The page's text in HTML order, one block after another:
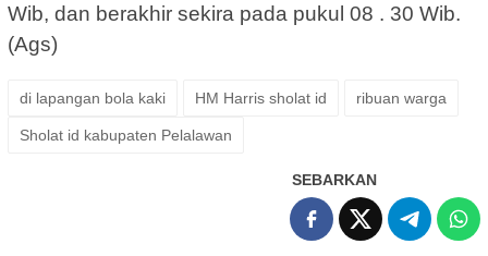
Wib, dan berakhir sekira pada pukul 08 . 30 Wib.
(Ags)
di lapangan bola kaki HM Harris sholat id ribuan warga
Sholat id kabupaten Pelalawan
SEBARKAN